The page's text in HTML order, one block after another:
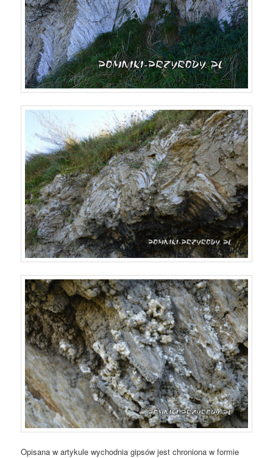
Opisana w artykule wychodnia gipsów jest chroniona w formie